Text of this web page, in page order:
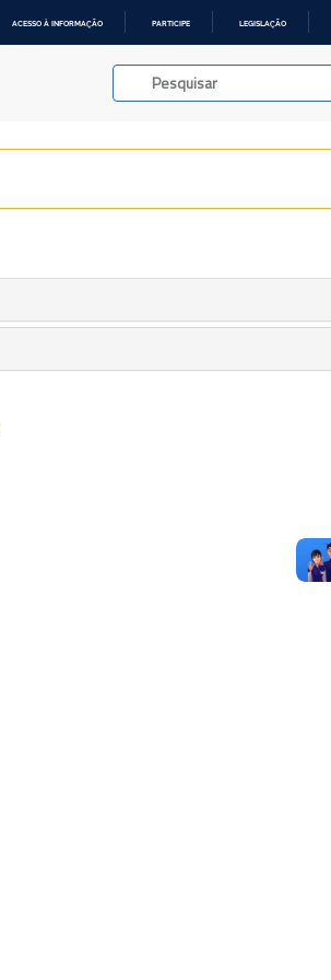
ACESSO À INFORMAÇÃO PARTICIPE LEGISLAÇÃO